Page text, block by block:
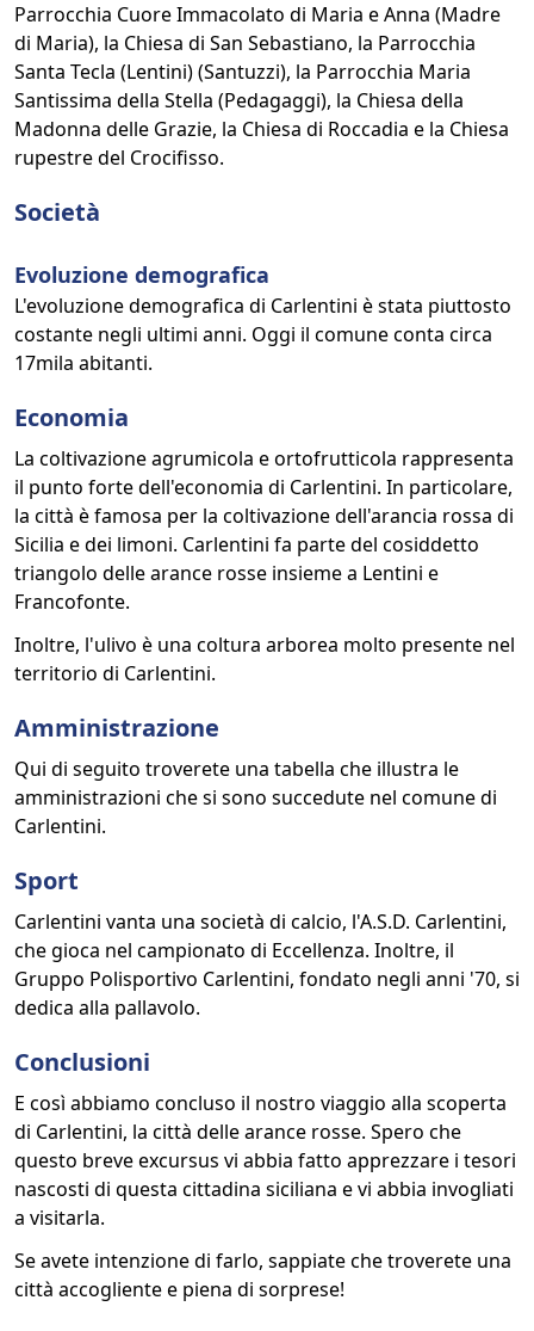
Parrocchia Cuore Immacolato di Maria e Anna (Madre
di Maria), la Chiesa di San Sebastiano, la Parrocchia
Santa Tecla (Lentini) (Santuzzi), la Parrocchia Maria
Santissima della Stella (Pedagaggi), la Chiesa della
Madonna delle Grazie, la Chiesa di Roccadia e la Chiesa
rupestre del Crocifisso.
Società
Evoluzione demografica
L'evoluzione demografica di Carlentini è stata piuttosto
costante negli ultimi anni. Oggi il comune conta circa
17mila abitanti.
Economia
La coltivazione agrumicola e ortofrutticola rappresenta
il punto forte dell'economia di Carlentini. In particolare,
la città è famosa per la coltivazione dell'arancia rossa di
Sicilia e dei limoni. Carlentini fa parte del cosiddetto
triangolo delle arance rosse insieme a Lentini e
Francofonte.
Inoltre, l'ulivo è una coltura arborea molto presente nel
territorio di Carlentini.
Amministrazione
Qui di seguito troverete una tabella che illustra le
amministrazioni che si sono succedute nel comune di
Carlentini.
Sport
Carlentini vanta una società di calcio, l'A.S.D. Carlentini,
che gioca nel campionato di Eccellenza. Inoltre, il
Gruppo Polisportivo Carlentini, fondato negli anni '70, si
dedica alla pallavolo.
Conclusioni
E così abbiamo concluso il nostro viaggio alla scoperta
di Carlentini, la città delle arance rosse. Spero che
questo breve excursus vi abbia fatto apprezzare i tesori
nascosti di questa cittadina siciliana e vi abbia invogliati
a visitarla.
Se avete intenzione di farlo, sappiate che troverete una
città accogliente e piena di sorprese!